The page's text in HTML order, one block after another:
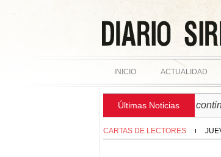
INICIO ACTUALIDAD
Últimas Noticias
► SIRIA | Régimen israelí
CARTAS DE LECTORES